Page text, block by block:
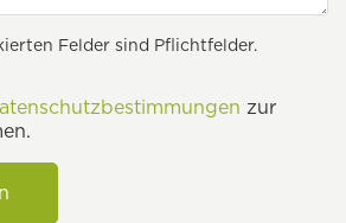
Felder sind Pflichtfelder.
zur